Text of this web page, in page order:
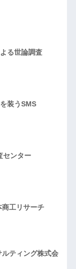
る世論調査
装うSMS
ンター
工リサーチ
ティング株式会